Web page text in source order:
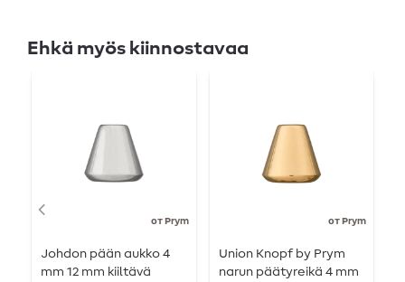
Ehkä myös kiinnostavaa
от Prym
Johdon pään aukko 4
mm 12 mm kiiltävä
от Prym
Union Knopf by Prym
narun päätyreikä 4 mm